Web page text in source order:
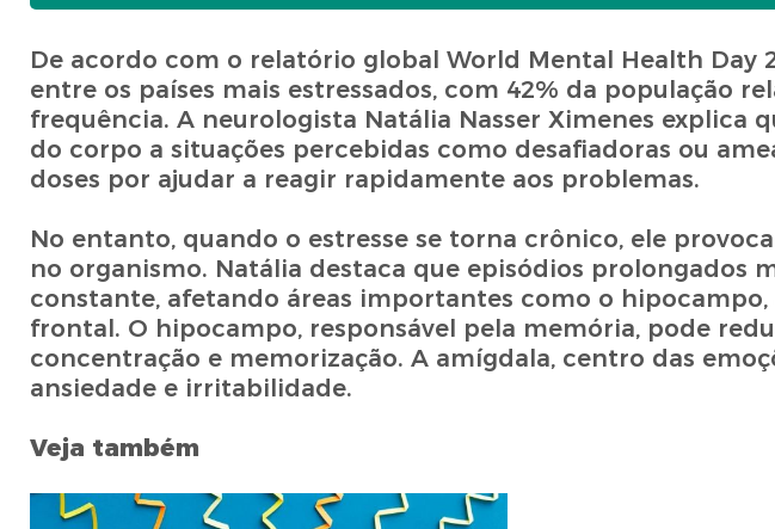
De acordo com o relatório global World Mental Health Day
entre os países mais estressados, com 42% da população
frequência. A neurologista Natália Nasser Ximenes explica
do corpo a situações percebidas como desafiadoras ou
doses por ajudar a reagir rapidamente aos problemas.
No entanto, quando o estresse se torna crônico, ele
no organismo. Natália destaca que episódios prolongados
constante, afetando áreas importantes como o
frontal. O hipocampo, responsável pela memória, pode
concentração e memorização. A amígdala, centro das
ansiedade e irritabilidade.
Veja também